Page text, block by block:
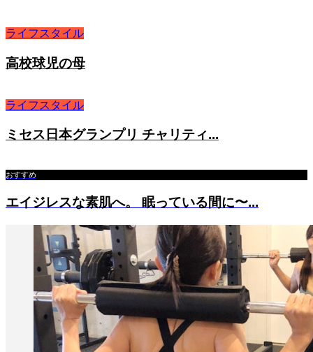
ライフスタイル
高校球児の母
ライフスタイル
ミセス日本グランプリ チャリティ...
おすすめ
エイジレスな素肌へ。 眠っている間に〜...